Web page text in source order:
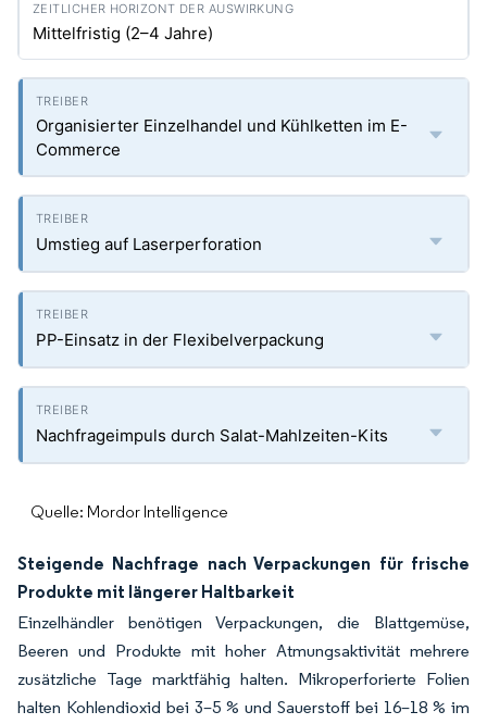
Mittelfristig (2–4 Jahre)
Organisierter Einzelhandel und Kühlketten im E-
Commerce
Umstieg auf Laserperforation
PP-Einsatz in der Flexibelverpackung
Nachfrageimpuls durch Salat-Mahlzeiten-Kits
Quelle: Mordor Intelligence
Steigende Nachfrage nach Verpackungen für frische
Produkte mit längerer Haltbarkeit
Einzelhändler benötigen Verpackungen, die Blattgemüse,
Beeren und Produkte mit hoher Atmungsaktivität mehrere
zusätzliche Tage marktfähig halten. Mikroperforierte Folien
halten Kohlendioxid bei 3–5 % und Sauerstoff bei 16–18 % im